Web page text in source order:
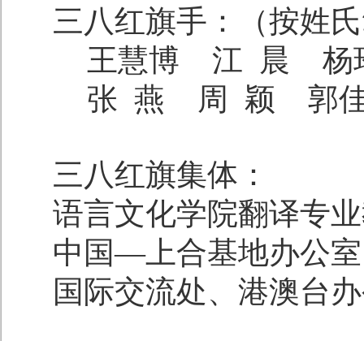
三八红旗手：（按姓
王慧博 江 晨 杨
张 燕 周 颖 郭
三八红旗集体：
语言文化学院翻译专
中国—上合基地办公室
国际交流处、港澳台